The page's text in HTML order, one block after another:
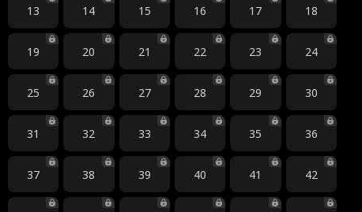
13 14 15 16 17 18
19 20 21 22 23 24
25 26 27 28 29 30
31 32 33 34 35 36
37 38 39 40 41 42